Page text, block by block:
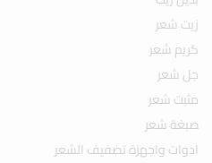
زيت شعر
كريم شعر
جل شعر
مثبت شعر
صبغة شعر
ادوات واجهزة تصفيف الشعر